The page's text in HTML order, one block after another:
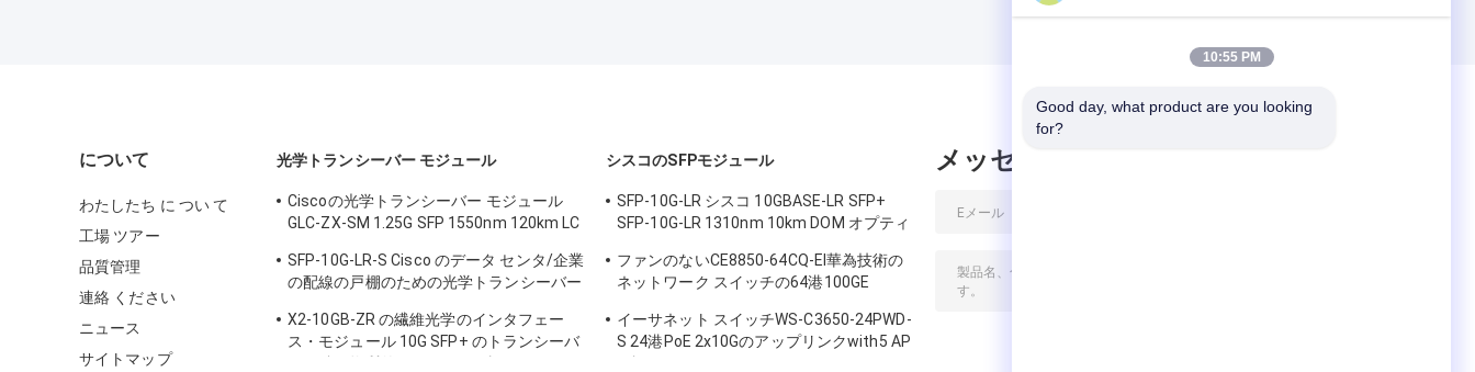
について
わたしたち に つい て
工場 ツアー
品質管理
連絡 ください
ニュース
サイトマップ
光学トランシーバー モジュール
Ciscoの光学トランシーバー モジュール
GLC-ZX-SM 1.25G SFP 1550nm 120km LC
SFP-10G-LR-S Cisco のデータ センタ/企業
の配線の戸棚のための光学トランシーバー
X2-10GB-ZR の繊維光学のインタフェー
ス・モジュール 10G SFP+ のトランシーバ
シスコのSFPモジュール
SFP-10G-LR シスコ 10GBASE-LR SFP+
SFP-10G-LR 1310nm 10km DOM オプティ
ファンのないCE8850-64CQ-EI華為技術の
ネットワーク スイッチの64港100GE
イーサネット スイッチWS-C3650-24PWD-
S 24港PoE 2x10Gのアップリンクwith5 AP
メッセージ
10:55 PM
Good day, what product are you looking
for?